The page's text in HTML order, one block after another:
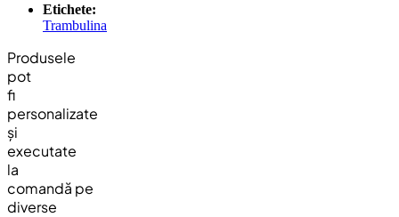
Etichete:
Trambulina
Produsele
pot
fi
personalizate
și
executate
la
comandă pe
diverse